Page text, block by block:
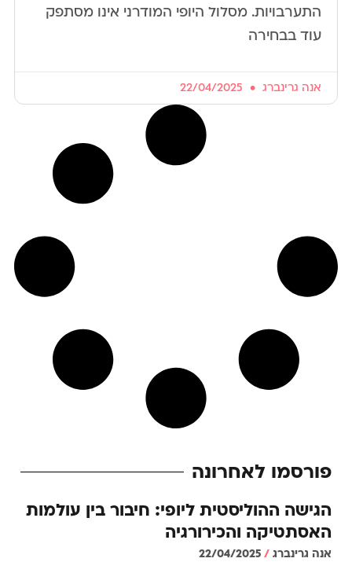
התערבויות. מסלול היופי המודרני אינו מסתפק
עוד בבחירה
אנה גרינברג
פורסמו לאחרונה
הגישה ההוליסטית ליופי: חיבור בין עולמות
האסתטיקה והכירורגיה
אנה גרינברג